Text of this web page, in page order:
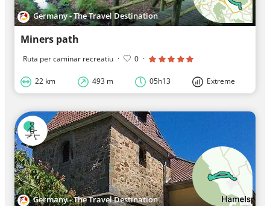
Germany - The Travel Destination
Miners path
Ruta per caminar recreatiu · 0 ·
22 km 493 m 05h13 Extreme
Germany - The Travel Destination